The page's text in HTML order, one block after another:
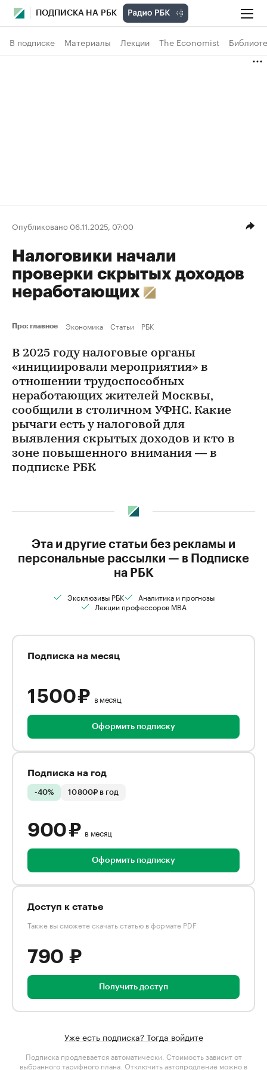
ПОДПИСКА НА РБК
В подписке Материалы Лекции The Economist
Опубликовано 06.11.2025, 07:00
Налоговики начали
проверки скрытых доходов
неработающих
Про: главное Экономика Статьи РБК
В 2025 году налоговые органы
«инициировали мероприятия» в
отношении трудоспособных
неработающих жителей Москвы,
сообщили в столичном УФНС. Какие
рычаги есть у налоговой для
выявления скрытых доходов и кто в
зоне повышенного внимания — в
подписке РБК
Эта и другие статьи без рекламы и
персональные рассылки — в Подписке
на РБК
Эксклюзивы РБК
Аналитика и прогнозы
Лекции профессоров MBA
Подписка на месяц
1 500 ₽ в месяц
Оформить подписку
Подписка на год
-40% 10 800₽ в год
900 ₽ в месяц
Оформить подписку
Доступ к статье
Также вы сможете скачать статью в формате PDF
790 ₽
Получить доступ
Уже есть подписка? Тогда войдите
Подписка продлевается автоматически. Стоимость зависит от
выбранного тарифного плана . Отключить автопродление можно в